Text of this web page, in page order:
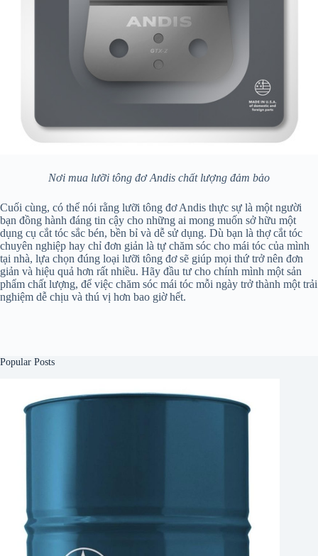
Nơi mua lưỡi tông đơ Andis chất lượng đảm bảo
Cuối cùng, có thể nói rằng lưỡi tông đơ Andis thực sự là một người
bạn đồng hành đáng tin cậy cho những ai mong muốn sở hữu một
dụng cụ cắt tóc sắc bén, bền bỉ và dễ sử dụng. Dù bạn là thợ cắt tóc
chuyên nghiệp hay chỉ đơn giản là tự chăm sóc cho mái tóc của mình
tại nhà, lựa chọn đúng loại lưỡi tông đơ sẽ giúp mọi thứ trở nên đơn
giản và hiệu quả hơn rất nhiều. Hãy đầu tư cho chính mình một sản
phẩm chất lượng, để việc chăm sóc mái tóc mỗi ngày trở thành một trải
nghiệm dễ chịu và thú vị hơn bao giờ hết.
Popular Posts